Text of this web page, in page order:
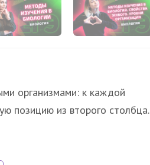
организмами: к каждой
позицию из второго столбца.